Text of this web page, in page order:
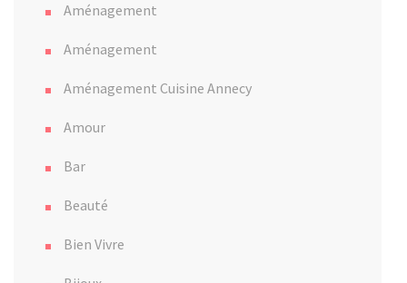
Aménagement
Aménagement
Aménagement Cuisine Annecy
Amour
Bar
Beauté
Bien Vivre